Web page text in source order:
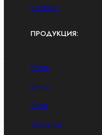
Контакты
ПРОДУКЦИЯ:
Болты
Винты
Гайки
Заклепки